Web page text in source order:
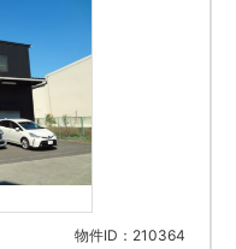
物件ID：210364